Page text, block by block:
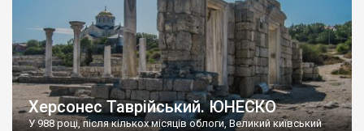
Херсонес Таврійський. ЮНЕСКО
У 988 році, після кількох місяців облоги, Великий київський